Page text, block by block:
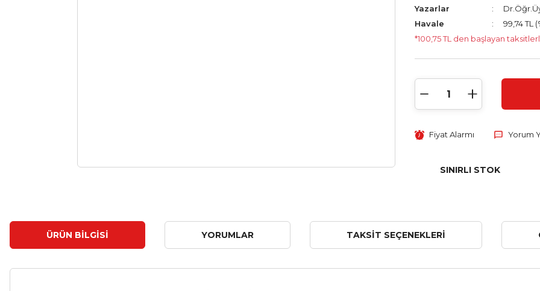
Yazarlar
Havale
99,74 TL
*100,75 TL den başlayan
Fiyat Alarmı Yorum
SINIRLI STOK
ÜRÜN BILGISI YORUMLAR TAKSIT SEÇENEKLERI